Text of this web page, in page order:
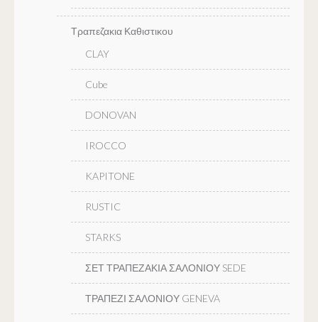
Τραπεζακια Καθιστικου
CLAY
Cube
DONOVAN
IROCCO
KAPITONE
RUSTIC
STARKS
ΣΕΤ ΤΡΑΠΕΖΑΚΙΑ ΣΑΛΟΝΙΟΥ SEDE
ΤΡΑΠΕΖΙ ΣΑΛΟΝΙΟΥ GENEVA